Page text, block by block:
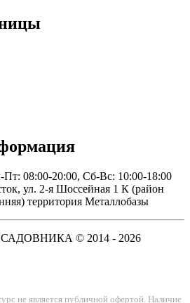
08:00-20:00, Сб-Вс: 10:00-18:00
ул. 2-я Шоссейная 1 К (район
территория Металлобазы
© 2014 - 2026
не является публичной офертой. Наличие